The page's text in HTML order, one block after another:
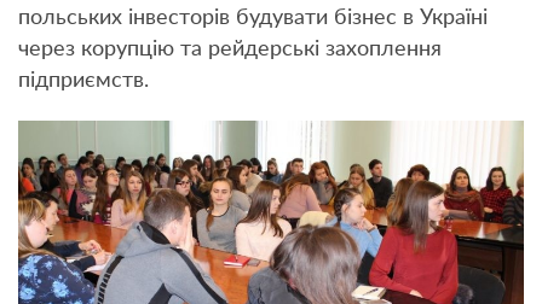
польських інвесторів будувати бізнес в Україні
через корупцію та рейдерські захоплення
підприємств.